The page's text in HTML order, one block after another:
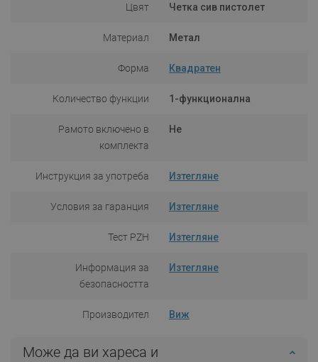
Цвят Четка сив пистолет
Материал Метал
Форма Квадратен
Количество функции 1-функционална
Рамото включено в
комплекта
Не
Инструкция за употреба Изтегляне
Условия за гаранция Изтегляне
Тест PZH Изтегляне
Информация за
безопасността
Изтегляне
Производител Виж
Може да ви хареса и